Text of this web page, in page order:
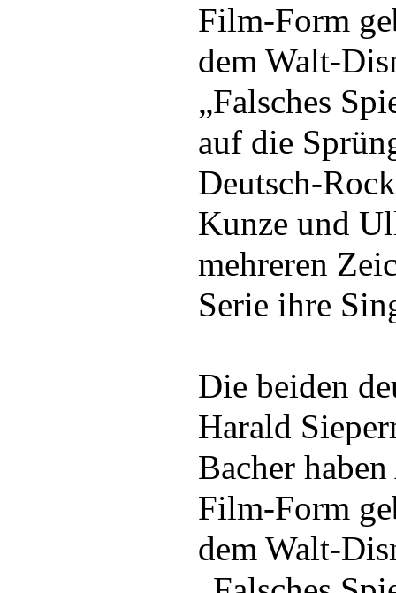
Film-Form
dem Walt-
„Falsches
auf die
Deutsch-
Kunze und
mehreren
Serie ihre
Die beiden
Harald
Bacher
Film-Form
dem Walt-